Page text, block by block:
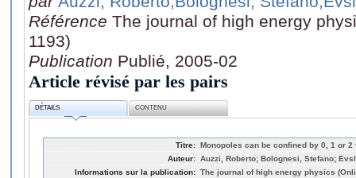
Référence The journal of high energy
1193)
Publication Publié, 2005-02
Article révisé par les pairs
DÉTAILS CONTENU
Titre: Monopoles can be confined by 0, 1 or
Auteur: Auzzi, Roberto; Bolognesi, Stefano;
Informations sur la publication: The journal of high energy physics